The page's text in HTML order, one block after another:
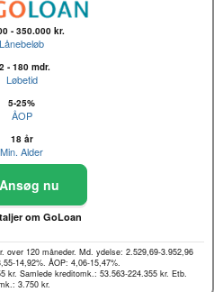
- 350.000 kr.
Lånebeløb
- 180 mdr.
Løbetid
5-25%
ÅOP
18 år
Min. Alder
Ansøg nu
om GoLoan
over 120 måneder. Md. ydelse: 2.529,69-3.952,96
14,92%. ÅOP: 4,06-15,47%.
kr. Samlede kreditomk.: 53.563-224.355 kr. Etb.
3.750 kr.